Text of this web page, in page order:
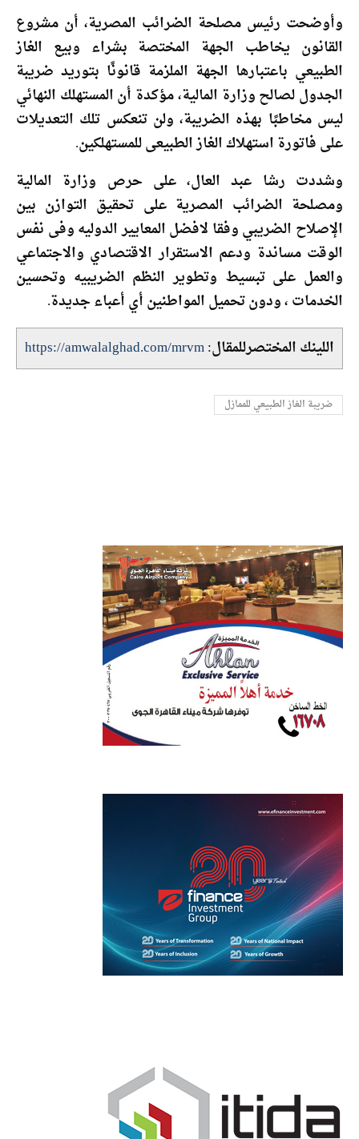
وأوضحت رئيس مصلحة الضرائب المصرية، أن مشروع
القانون يخاطب الجهة المختصة بشراء وبيع الغاز
الطبيعي باعتبارها الجهة الملزمة قانونًا بتوريد ضريبة
الجدول لصالح وزارة المالية، مؤكدة أن المستهلك النهائي
ليس مخاطبًا بهذه الضريبة، ولن تنعكس تلك التعديلات
على فاتورة استهلاك الغاز الطبيعى للمستهلكين.
وشددت رشا عبد العال، على حرص وزارة المالية
ومصلحة الضرائب المصرية على تحقيق التوازن بين
الإصلاح الضريبي وفقا لافضل المعايير الدوليه وفى نفس
الوقت مساندة ودعم الاستقرار الاقتصادي والاجتماعي
والعمل على تبسيط وتطوير النظم الضريبيه وتحسين
الخدمات ، ودون تحميل المواطنين أي أعباء جديدة.
اللينك المختصرللمقال:https://amwalalghad.com/mrvm
ضريبة الغاز الطبيعي للممازل